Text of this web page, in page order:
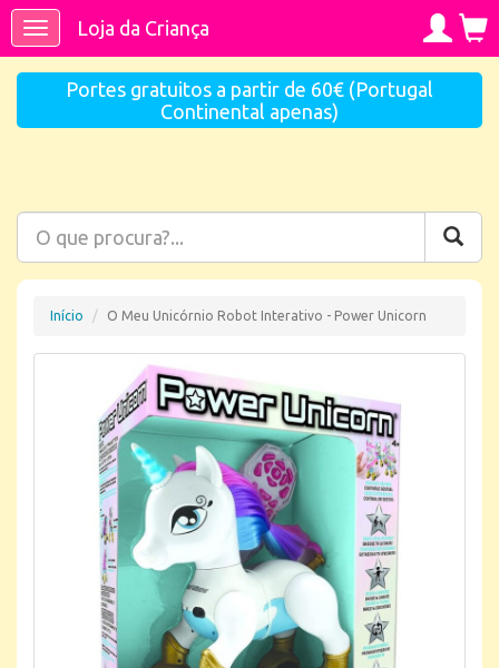
ToggleLoja da Criança
Portes gratuitos a partir de 60€ (Portugal
Continental apenas)
Início O Meu Unicórnio Robot Interativo - Power Unicorn